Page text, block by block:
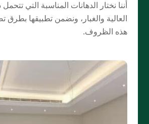
أننا نختار الدهانات المناسبة التي
العالية والغبار، ونضمن تطبيقها بطرق
هذه الظروف.